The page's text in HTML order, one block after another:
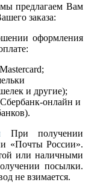
предлагаем Вам
заказа:
оформления
и другие);
онлайн и
При получении
«Почты России».
или наличными
посылки.
не взимается.